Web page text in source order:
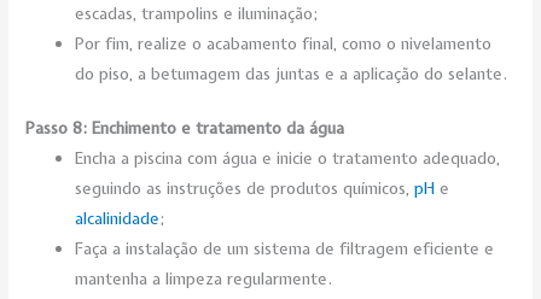
escadas, trampolins e iluminação;
Por fim, realize o acabamento final, como o nivelamento
do piso, a betumagem das juntas e a aplicação do selante.
Passo 8: Enchimento e tratamento da água
Encha a piscina com água e inicie o tratamento adequado,
seguindo as instruções de produtos químicos,pHe
alcalinidade;
Faça a instalação de um sistema de filtragem eficiente e
mantenha a limpeza regularmente.